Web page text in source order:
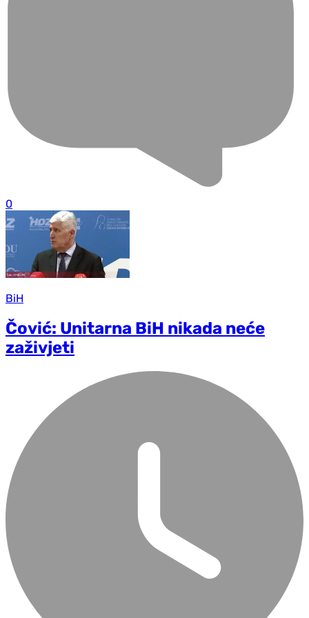
0
BiH
Čović: Unitarna BiH nikada neće
zaživjeti